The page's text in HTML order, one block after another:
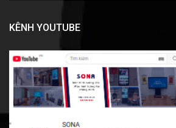
KÊNH YOUTUBE